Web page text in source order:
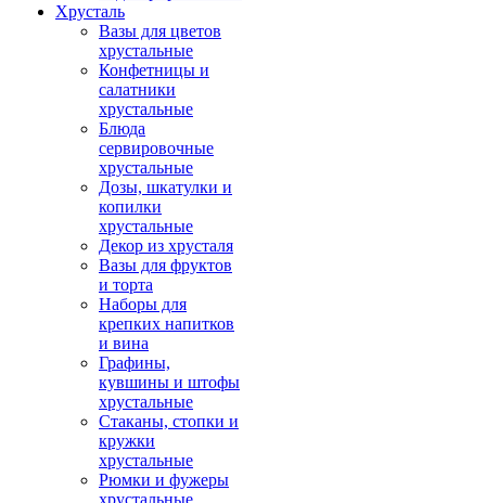
Хрусталь
Вазы для цветов
хрустальные
Конфетницы и
салатники
хрустальные
Блюда
сервировочные
хрустальные
Дозы, шкатулки и
копилки
хрустальные
Декор из хрусталя
Вазы для фруктов
и торта
Наборы для
крепких напитков
и вина
Графины,
кувшины и штофы
хрустальные
Стаканы, стопки и
кружки
хрустальные
Рюмки и фужеры
хрустальные